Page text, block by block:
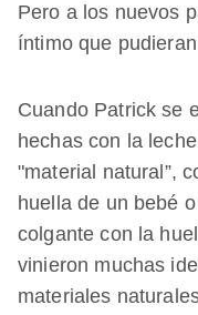
Pero a los nuevos
íntimo que
Cuando Patrick se
hechas con la
"material natural”,
huella de un bebé
colgante con la
vinieron muchas
materiales